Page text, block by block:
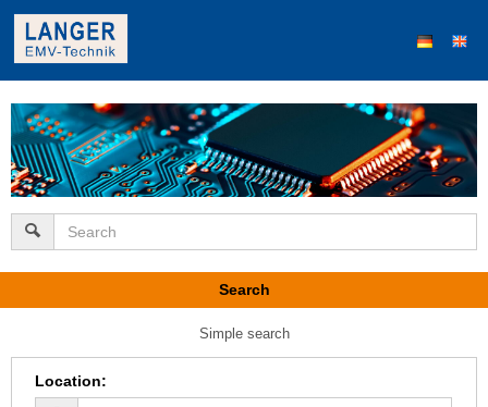
Search
Simple search
Location: